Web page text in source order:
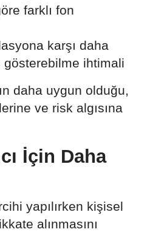
farklı fon
karşı daha
ihtimali
daha uygun olduğu,
ve risk algısına
İçin Daha
yapılırken kişisel
alınmasını